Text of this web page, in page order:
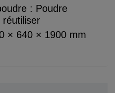
: Poudre
× 640 × 1900 mm